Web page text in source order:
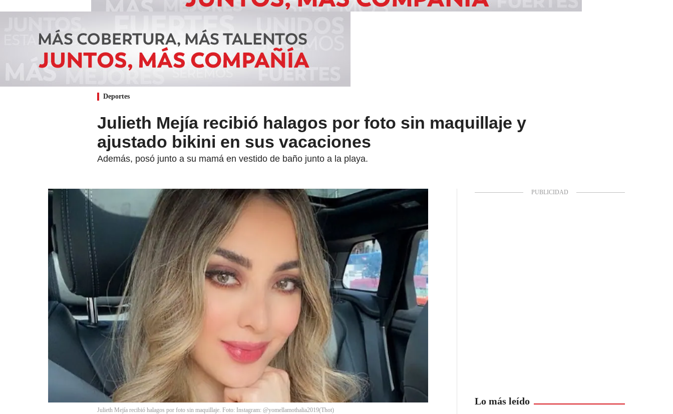
Deportes
Julieth Mejía recibió halagos por foto sin maquillaje y
ajustado bikini en sus vacaciones
Además, posó junto a su mamá en vestido de baño junto a la playa.
Julieth Mejía recibió halagos por foto sin maquillaje. Foto: Instagram: @yomellamothalia2019(Thot)
Lo más leído